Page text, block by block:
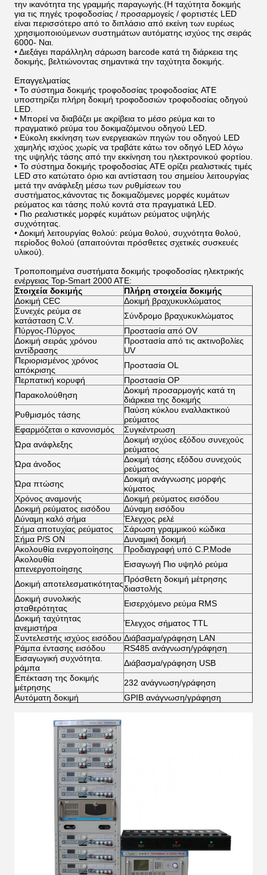
την ικανότητα της γραμμής παραγωγής.(Η ταχύτητα δοκιμής
για τις πηγές τροφοδοσίας / προσαρμογείς / φορτιστές LED
είναι περισσότερο από το διπλάσιο από εκείνη των ευρέως
χρησιμοποιούμενων συστημάτων αυτόματης ισχύος της σειράς
6000- Ναι.
• Διεξάγει παράλληλη σάρωση barcode κατά τη διάρκεια της
δοκιμής, βελτιώνοντας σημαντικά την ταχύτητα δοκιμής.
Επαγγελματίας
• Το σύστημα δοκιμής τροφοδοσίας τροφοδοσίας ATE
υποστηρίζει πλήρη δοκιμή τροφοδοσιών τροφοδοσίας οδηγού
LED.
• Μπορεί να διαβάζει με ακρίβεια το μέσο ρεύμα και το
πραγματικό ρεύμα του δοκιμαζόμενου οδηγού LED.
• Εύκολη εκκίνηση των ενεργειακών πηγών του οδηγού LED
χαμηλής ισχύος χωρίς να τραβάτε κάτω τον οδηγό LED λόγω
της υψηλής τάσης από την εκκίνηση του ηλεκτρονικού φορτίου.
• Το σύστημα δοκιμής τροφοδοσίας ATE ορίζει ρεαλιστικές τιμές
LED στο κατώτατο όριο και αντίσταση του σημείου λειτουργίας
μετά την ανάφλεξη μέσω των ρυθμίσεων του
συστήματος,κάνοντας τις δοκιμαζόμενες μορφές κυμάτων
ρεύματος και τάσης πολύ κοντά στα πραγματικά LED.
• Πιο ρεαλιστικές μορφές κυμάτων ρεύματος υψηλής
συχνότητας.
• Δοκιμή λειτουργίας θολού: ρεύμα θολού, συχνότητα θολού,
περίοδος θολού (απαιτούνται πρόσθετες σχετικές συσκευές
υλικού).
Τροποποιημένα συστήματα δοκιμής τροφοδοσίας ηλεκτρικής
ενέργειας Top-Smart 2000 ATE:
Στοιχεία δοκιμής
Πλήρη στοιχεία δοκιμής
Δοκιμή CEC
Δοκιμή βραχυκυκλώματος
Συνεχές ρεύμα σε
κατάσταση C.V.
Σύνδρομο βραχυκυκλώματος
Πύργος-Πύργος
Προστασία από OV
Δοκιμή σειράς χρόνου
αντίδρασης
Προστασία από τις ακτινοβολίες
UV
Περιορισμένος χρόνος
απόκρισης
Προστασία OL
Περπατική κορυφή
Προστασία OP
Παρακολούθηση
Δοκιμή προσαρμογής κατά τη
διάρκεια της δοκιμής
Ρυθμισμός τάσης
Παύση κύκλου εναλλακτικού
ρεύματος
Εφαρμόζεται ο κανονισμός
Συγκέντρωση
Ώρα ανάφλεξης
Δοκιμή ισχύος εξόδου συνεχούς
ρεύματος
Ώρα άνοδος
Δοκιμή τάσης εξόδου συνεχούς
ρεύματος
Ώρα πτώσης
Δοκιμή ανάγνωσης μορφής
κύματος
Χρόνος αναμονής
Δοκιμή ρεύματος εισόδου
Δοκιμή ρεύματος εισόδου
Δύναμη εισόδου
Δύναμη καλό σήμα
Έλεγχος ρελέ
Σήμα αποτυχίας ρεύματος
Σάρωση γραμμικού κώδικα
Σήμα P/S ON
Δυναμική δοκιμή
Ακολουθία ενεργοποίησης
Προδιαγραφή υπό C.P.Mode
Ακολουθία
απενεργοποίησης
Εισαγωγή Πιο υψηλό ρεύμα
Δοκιμή αποτελεσματικότηταςΠρόσθετη δοκιμή μέτρησης
διαστολής
Δοκιμή συνολικής
σταθερότητας
Εισερχόμενο ρεύμα RMS
Δοκιμή ταχύτητας
ανεμιστήρα
Έλεγχος σήματος TTL
Συντελεστής ισχύος εισόδου Διάβασμα/γράφηση LAN
Ράμπα έντασης εισόδου
RS485 ανάγνωση/γράφηση
Εισαγωγική συχνότητα.
ράμπα
Διάβασμα/γράφηση USB
Επέκταση της δοκιμής
μέτρησης
232 ανάγνωση/γράφηση
Αυτόματη δοκιμή
GPIB ανάγνωση/γράφηση